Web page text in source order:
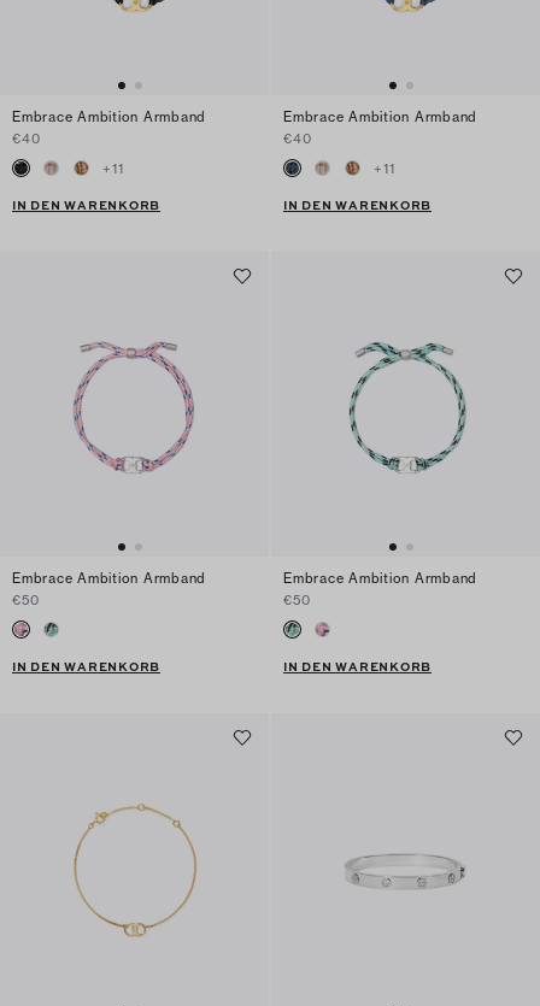
Embrace Ambition Armband
€40
+11
IN DEN WARENKORB
Embrace Ambition Armband
€40
+11
IN DEN WARENKORB
Embrace Ambition Armband
€50
IN DEN WARENKORB
Embrace Ambition Armband
€50
IN DEN WARENKORB